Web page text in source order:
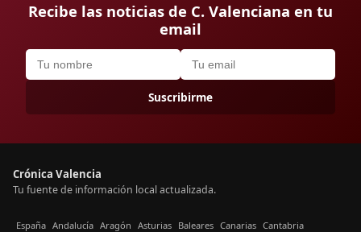
Recibe las noticias de C. Valenciana en tu
email
Suscribirme
Crónica Valencia
Tu fuente de información local actualizada.
España Andalucía Aragón Asturias Baleares Canarias Cantabria